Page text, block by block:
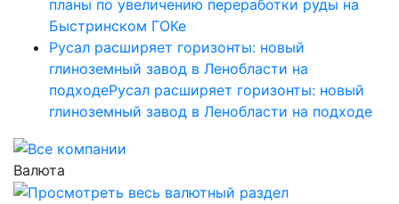
планы по увеличению переработки руды на
Быстринском ГОКе
Русал расширяет горизонты: новый
глиноземный завод в Ленобласти на
подходеРусал расширяет горизонты: новый
глиноземный завод в Ленобласти на подходе
Валюта